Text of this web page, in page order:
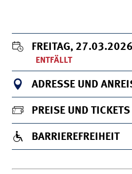
FREITAG,
ENTFÄLLT
ADRESSE UND
PREISE UND TICKETS
BARRIEREFREIHEIT